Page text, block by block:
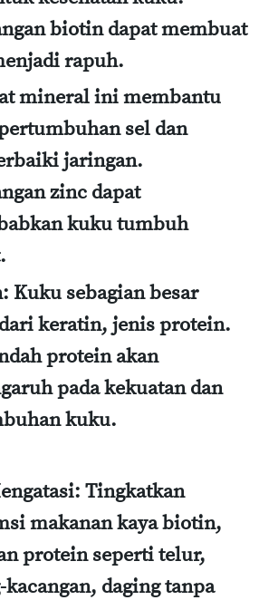
biotin dapat membuat
rapuh.
mineral ini membantu
sel dan
jaringan.
zinc dapat
kuku tumbuh
: Kuku sebagian besar
keratin, jenis protein.
protein akan
pada kekuatan dan
kuku.
: Tingkatkan
makanan kaya biotin,
protein seperti telur,
kacangan, daging tanpa